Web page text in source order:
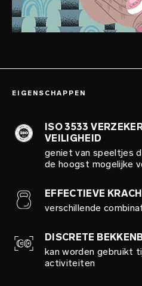
EIGENSCHAPPEN
ISO 3533
VEILIGHEID
geniet van speeltjes
de hoogst mogelijke
EFFECTIEVE
verschillende
DISCRETE
kan worden gebruikt
activiteiten